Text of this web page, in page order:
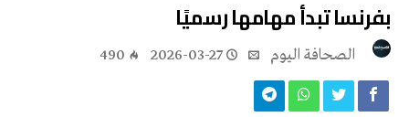
بفرنسا تبدأ مهامها رسميًا
2026-03-27
490